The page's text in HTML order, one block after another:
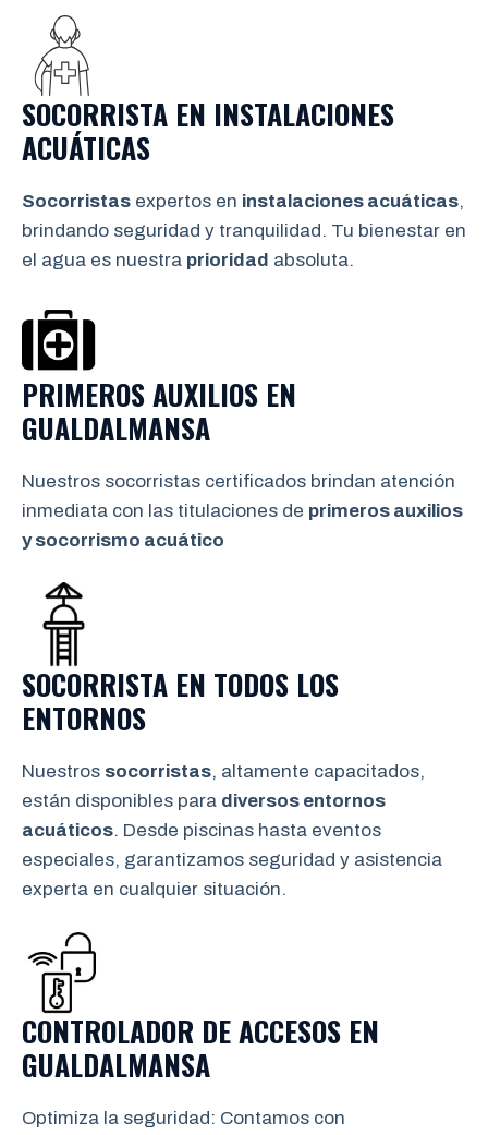
SOCORRISTA EN INSTALACIONES
ACUÁTICAS
Socorristas expertos en instalaciones acuáticas,
brindando seguridad y tranquilidad. Tu bienestar en
el agua es nuestra prioridad absoluta.
PRIMEROS AUXILIOS EN
GUALDALMANSA
Nuestros socorristas certificados brindan atención
inmediata con las titulaciones de primeros auxilios
y socorrismo acuático
SOCORRISTA EN TODOS LOS
ENTORNOS
Nuestros socorristas, altamente capacitados,
están disponibles para diversos entornos
acuáticos. Desde piscinas hasta eventos
especiales, garantizamos seguridad y asistencia
experta en cualquier situación.
CONTROLADOR DE ACCESOS EN
GUALDALMANSA
Optimiza la seguridad: Contamos con